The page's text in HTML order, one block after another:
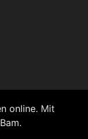
online. Mit
Bam.